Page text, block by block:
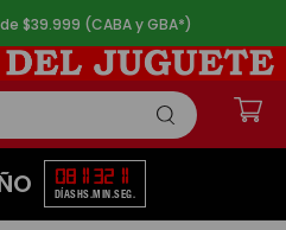
$39.999 (CABA y GBA*)
08
DÍAS
11
HS.
32
MIN.
11
SEG.